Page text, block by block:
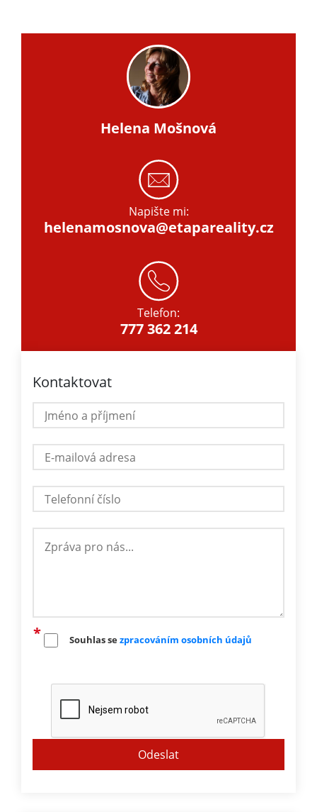
Helena Mošnová
Napište mi:
helenamosnova@etapareality.cz
Telefon:
777 362 214
Kontaktovat
Souhlas se zpracováním osobních údajů